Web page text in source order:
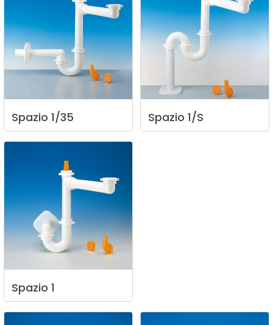
Spazio 1/35 Spazio 1/S
Spazio 1